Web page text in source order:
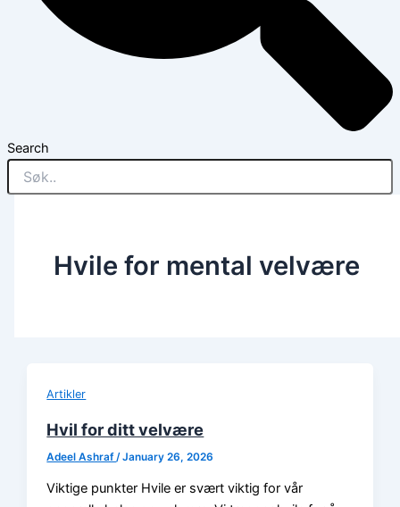
Search
Hvile for mental velvære
Artikler
Hvil for ditt velvære
Adeel Ashraf /January 26, 2026
Viktige punkter Hvile er svært viktig for vår